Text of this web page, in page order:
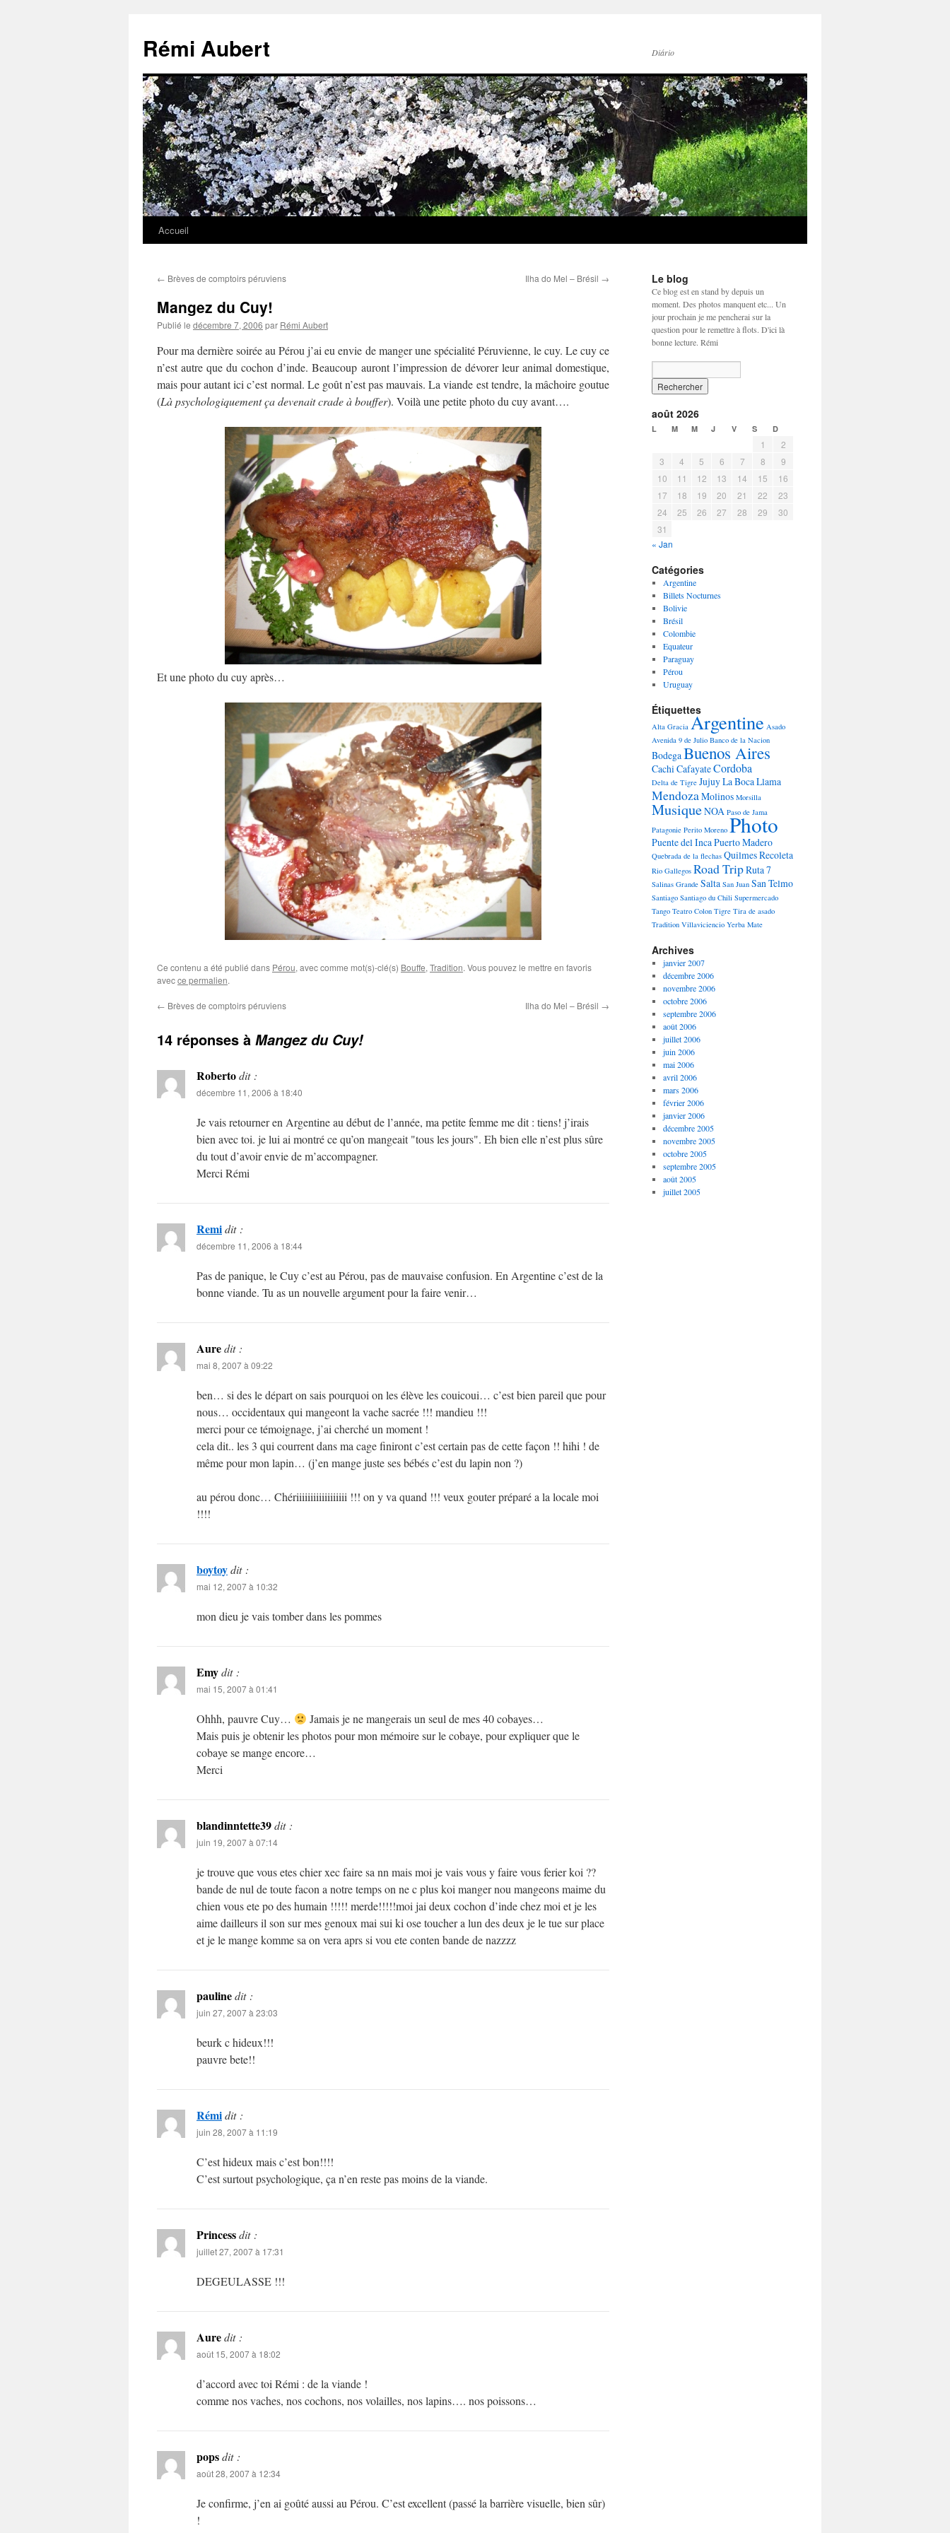
contenu
Rémi Aubert Diário
Accueil
← Brèves de comptoirs péruviens Ilha do Mel – Brésil →
Mangez du Cuy!
Publié le décembre 7, 2006 par Rémi Aubert
Pour ma dernière soirée au Pérou j’ai eu envie de manger une spécialité Péruvienne, le cuy. Le cuy ce
n’est autre que du cochon d’inde. Beaucoup auront l’impression de dévorer leur animal domestique,
mais pour autant ici c’est normal. Le goût n’est pas mauvais. La viande est tendre, la mâchoire goutue
(Là psychologiquement ça devenait crade à bouffer). Voilà une petite photo du cuy avant….
Et une photo du cuy après…
Ce contenu a été publié dans Pérou, avec comme mot(s)-clé(s) Bouffe, Tradition. Vous pouvez le mettre en favoris
avecce permalien.
← Brèves de comptoirs péruviens Ilha do Mel – Brésil →
14 réponses à Mangez du Cuy!
Robertodit :
décembre 11, 2006 à 18:40
Je vais retourner en Argentine au début de l’année, ma petite femme me dit : tiens! j’irais
bien avec toi. je lui ai montré ce qu’on mangeait "tous les jours". Eh bien elle n’est plus sûre
du tout d’avoir envie de m’accompagner.
Merci Rémi
Remidit :
décembre 11, 2006 à 18:44
Pas de panique, le Cuy c’est au Pérou, pas de mauvaise confusion. En Argentine c’est de la
bonne viande. Tu as un nouvelle argument pour la faire venir…
Auredit :
mai 8, 2007 à 09:22
ben… si des le départ on sais pourquoi on les élève les couicoui… c’est bien pareil que pour
nous… occidentaux qui mangeont la vache sacrée !!! mandieu !!!
merci pour ce témoignage, j’ai cherché un moment !
cela dit.. les 3 qui courrent dans ma cage finiront c’est certain pas de cette façon !! hihi ! de
même pour mon lapin… (j’en mange juste ses bébés c’est du lapin non ?)
au pérou donc… Chériiiiiiiiiiiiiiiiii !!! on y va quand !!! veux gouter préparé a la locale moi
!!!!
boytoydit :
mai 12, 2007 à 10:32
mon dieu je vais tomber dans les pommes
Emydit :
mai 15, 2007 à 01:41
Ohhh, pauvre Cuy…
Jamais je ne mangerais un seul de mes 40 cobayes…
Mais puis je obtenir les photos pour mon mémoire sur le cobaye, pour expliquer que le
cobaye se mange encore…
Merci
blandinntette39dit :
juin 19, 2007 à 07:14
je trouve que vous etes chier xec faire sa nn mais moi je vais vous y faire vous ferier koi ??
bande de nul de toute facon a notre temps on ne c plus koi manger nou mangeons maime du
chien vous ete po des humain !!!!! merde!!!!!moi jai deux cochon d’inde chez moi et je les
aime dailleurs il son sur mes genoux mai sui ki ose toucher a lun des deux je le tue sur place
et je le mange komme sa on vera aprs si vou ete conten bande de nazzzz
paulinedit :
juin 27, 2007 à 23:03
beurk c hideux!!!
pauvre bete!!
Rémidit :
juin 28, 2007 à 11:19
C’est hideux mais c’est bon!!!!
C’est surtout psychologique, ça n’en reste pas moins de la viande.
Princessdit :
juillet 27, 2007 à 17:31
DEGEULASSE !!!
Auredit :
août 15, 2007 à 18:02
d’accord avec toi Rémi : de la viande !
comme nos vaches, nos cochons, nos volailles, nos lapins…. nos poissons…
popsdit :
août 28, 2007 à 12:34
Je confirme, j’en ai goûté aussi au Pérou. C’est excellent (passé la barrière visuelle, bien sûr)
!
Le blog
Ce blog est en stand by depuis un
moment. Des photos manquent etc... Un
jour prochain je me pencherai sur la
question pour le remettre à flots. D'ici là
bonne lecture. Rémi
août 2026
L M M J V S D
1
2
3
4 5 6 7 8
9
10
11 12 13 14 15
16
17
18 19 20 21 22
23
24
25 26 27 28 29
30
31
« Jan
Catégories
Argentine
Billets Nocturnes
Bolivie
Brésil
Colombie
Equateur
Paraguay
Pérou
Uruguay
Étiquettes
Alta Gracia Argentine Asado
Avenida 9 de Julio Banco de la Nacion
BodegaBuenos Aires
CachiCafayateCordoba
Delta de Tigre JujuyLa BocaLlama
MendozaMolinos Morsilla
MusiqueNOA Paso de Jama
Patagonie Perito Moreno Photo
Puente del IncaPuerto Madero
Quebrada de la flechas QuilmesRecoleta
Rio Gallegos Road TripRuta 7
Salinas Grande Salta San Juan San Telmo
Santiago Santiago du Chili Supermercado
Tango Teatro Colon Tigre Tira de asado
Tradition Villaviciencio Yerba Mate
Archives
janvier 2007
décembre 2006
novembre 2006
octobre 2006
septembre 2006
août 2006
juillet 2006
juin 2006
mai 2006
avril 2006
mars 2006
février 2006
janvier 2006
décembre 2005
novembre 2005
octobre 2005
septembre 2005
août 2005
juillet 2005